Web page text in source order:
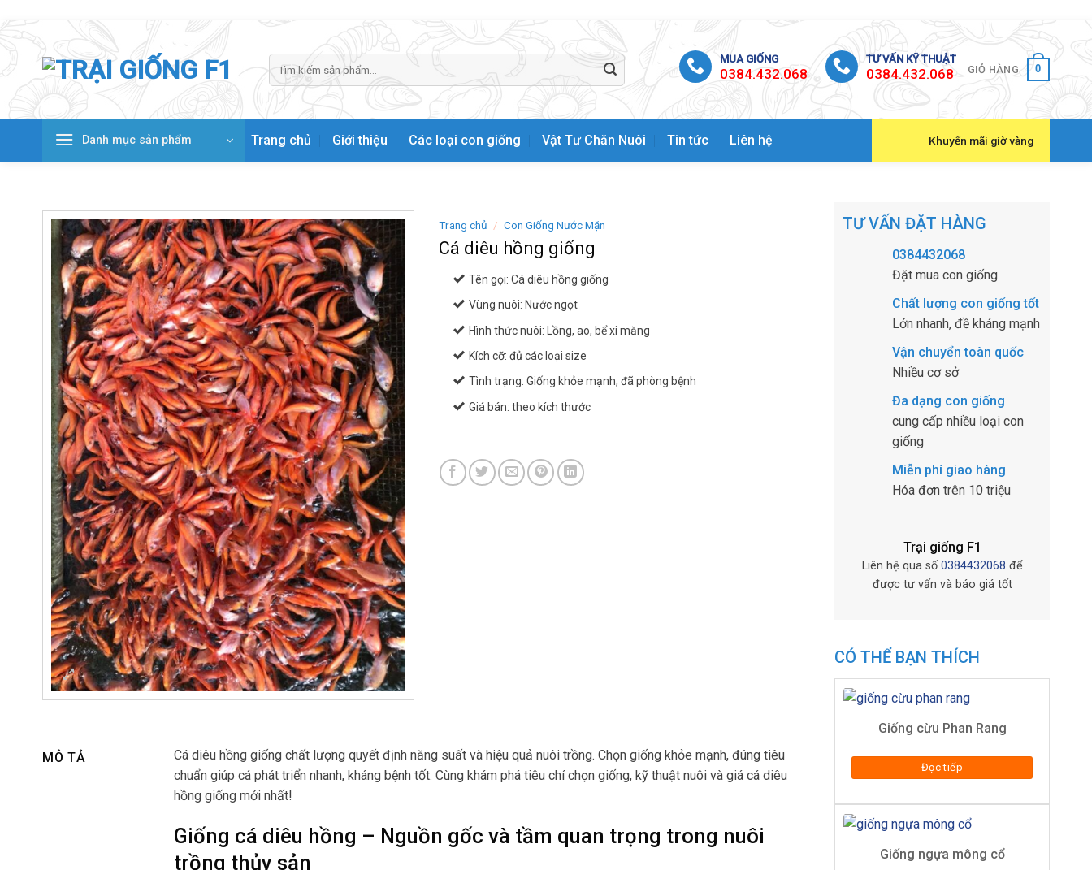
Tìm
kiếm:
MUA GIỐNG
0384.432.068
TƯ VẤN KỸ THUẬT
0384.432.068 GIỎ HÀNG 0
Danh mục sản phẩm Trang chủ Giới thiệu Các loại con giống Vật Tư Chăn Nuôi Tin tức Liên hệ Khuyến mãi giờ vàng
TƯ VẤN ĐẶT HÀNG
0384432068
Đặt mua con giống
Chất lượng con giống tốt
Lớn nhanh, đề kháng mạnh
Vận chuyển toàn quốc
Nhiều cơ sở
Đa dạng con giống
cung cấp nhiều loại con
giống
Miễn phí giao hàng
Hóa đơn trên 10 triệu
Trại giống F1
Liên hệ qua số 0384432068 để
được tư vấn và báo giá tốt
CÓ THỂ BẠN THÍCH
Giống cừu Phan Rang
Đọc tiếp
Giống ngựa mông cổ
Trang chủ / Con Giống Nước Mặn
Cá diêu hồng giống
Tên gọi: Cá diêu hồng giống
Vùng nuôi: Nước ngọt
Hình thức nuôi: Lồng, ao, bể xi măng
Kích cỡ: đủ các loại size
Tình trạng: Giống khỏe mạnh, đã phòng bệnh
Giá bán: theo kích thước
MÔ TẢ
Cá diêu hồng giống chất lượng quyết định năng suất và hiệu quả nuôi trồng. Chọn giống khỏe mạnh, đúng tiêu
chuẩn giúp cá phát triển nhanh, kháng bệnh tốt. Cùng khám phá tiêu chí chọn giống, kỹ thuật nuôi và giá cá diêu
hồng giống mới nhất!
Giống cá diêu hồng – Nguồn gốc và tầm quan trọng trong nuôi
trồng thủy sản